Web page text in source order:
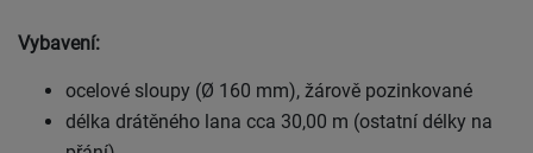
Vybavení:
ocelové sloupy (Ø 160 mm), žárově pozinkované
délka drátěného lana cca 30,00 m (ostatní délky na